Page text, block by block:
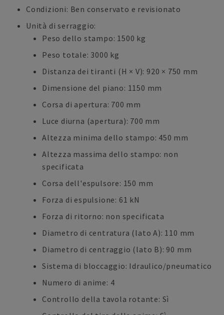
Condizioni: Ben conservato e revisionato
Unità di serraggio:
Peso dello stampo: 1500 kg
Peso totale: 3000 kg
Distanza dei tiranti (H × V): 920 × 750 mm
Dimensione del piano: 1150 mm
Corsa di apertura: 700 mm
Luce diurna (apertura): 700 mm
Altezza minima dello stampo: 450 mm
Altezza massima dello stampo: non
specificata
Corsa dell'espulsore: 150 mm
Forza di espulsione: 61 kN
Forza di ritorno: non specificata
Diametro di centratura (lato A): 110 mm
Diametro di centraggio (lato B): 90 mm
Sistema di bloccaggio: Idraulico/pneumatico
Numero di anime: 4
Controllo della tavola rotante: Sì